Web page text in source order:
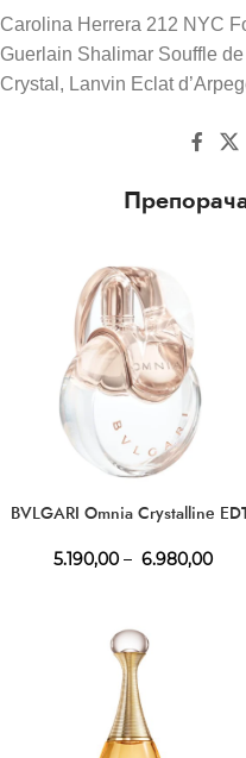
Carolina Herrera 212 NYC
Guerlain Shalimar Souffle
Crystal, Lanvin Eclat
BVLGARI Omnia Crystalline
5.190,00 – 6.980,00